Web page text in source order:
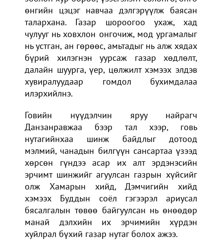
өнгийн цэцэг навчаа дэлгэрүүлж баясан
талархана. Газар шороогоо ухаж, хад
чулууг нь ховхлон онгочиж, мод ургамалыг
нь устган, ан гөрөөс, амьтадыг нь алж хядах
бүрий хилэгнэн уурсаж газар хөдлөлт,
далайн шуурга, үер, цөлжилт хэмээх элдэв
хувиралуудаар гомдол бухимдалаа
илэрхийлнэ.
Говийн нүүдэлчин яруу найрагч
Данзанравжаа бээр тал хээр, говь
нутагийнхаа шинж байдлыг дотоод
мэлмий, чанадын билгүүн сансартаа үзээд
хөрсөн гүндээ асар их алт эрдэнэсийн
эрчимт шинжийг агуулсан газрын хүйсийг
олж Хамарын хийд, Дэмчигийн хийд
хэмээх Буддын соёл гэгээрэл ариусал
бясалгалын төвөө байгуулсан нь өнөөдөр
манай дэлхийн их эрчимийн хүрдэн
хуйлрал бүхий газар нутаг болох ажээ.